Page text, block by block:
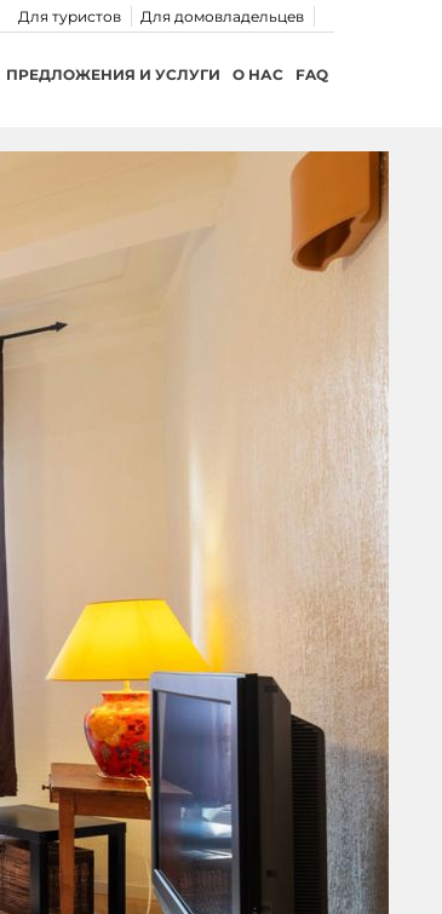
Для домовладельцев
Для туристов
ПРЕДЛОЖЕНИЯ И УСЛУГИ О НАС FAQ